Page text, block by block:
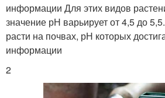
информации Для этих видов
значение рН варьирует от 4,5 до
расти на почвах, рН которых
информации
2